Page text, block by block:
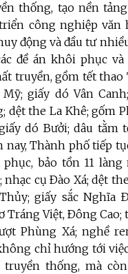
thống, tạo nền
công nghiệp văn
động và đầu tư
đề án khôi phục và
truyền, gồm tết thao
giấy dó Vân
dệt the La Khê; gốm
dó Bưởi; dâu tằm
nay, Thành phố tiếp
bảo tồn 11 làng
cụ Ðào Xá; dệt
giấy sắc Nghĩa
Tráng Việt, Ðông Cao;
Phùng Xá; nghề
chỉ hướng tới
thống, mà